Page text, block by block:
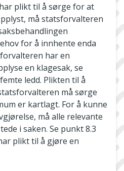
plikt til å sørge for at
må statsforvalteren
for å innhente enda
har en
en klagesak, se
ledd. Plikten til å
må sørge
er kartlagt. For å kunne
må alle relevante
i saken. Se punkt 8.3
plikt til å gjøre en